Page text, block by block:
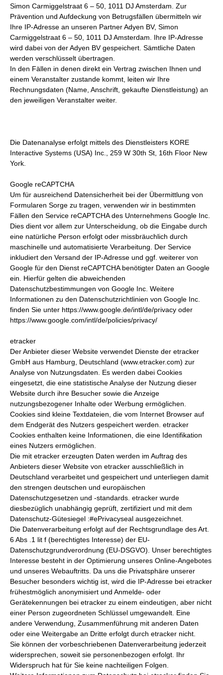
Simon Carmiggelstraat 6 – 50, 1011 DJ Amsterdam. Zur
Prävention und Aufdeckung von Betrugsfällen übermitteln wir
Ihre IP-Adresse an unseren Partner Adyen BV, Simon
Carmiggelstraat 6 – 50, 1011 DJ Amsterdam. Ihre IP-Adresse
wird dabei von der Adyen BV gespeichert. Sämtliche Daten
werden verschlüsselt übertragen.
In den Fällen in denen direkt ein Vertrag zwischen Ihnen und
einem Veranstalter zustande kommt, leiten wir Ihre
Rechnungsdaten (Name, Anschrift, gekaufte Dienstleistung) an
den jeweiligen Veranstalter weiter.
Die Datenanalyse erfolgt mittels des Dienstleisters KORE
Interactive Systems (USA) Inc., 259 W 30th St, 16th Floor New
York.
Google reCAPTCHA
Um für ausreichend Datensicherheit bei der Übermittlung von
Formularen Sorge zu tragen, verwenden wir in bestimmten
Fällen den Service reCAPTCHA des Unternehmens Google Inc.
Dies dient vor allem zur Unterscheidung, ob die Eingabe durch
eine natürliche Person erfolgt oder missbräuchlich durch
maschinelle und automatisierte Verarbeitung. Der Service
inkludiert den Versand der IP-Adresse und ggf. weiterer von
Google für den Dienst reCAPTCHA benötigter Daten an Google
ein. Hierfür gelten die abweichenden
Datenschutzbestimmungen von Google Inc. Weitere
Informationen zu den Datenschutzrichtlinien von Google Inc.
finden Sie unter https://www.google.de/intl/de/privacy oder
https://www.google.com/intl/de/policies/privacy/
etracker
Der Anbieter dieser Website verwendet Dienste der etracker
GmbH aus Hamburg, Deutschland (www.etracker.com) zur
Analyse von Nutzungsdaten. Es werden dabei Cookies
eingesetzt, die eine statistische Analyse der Nutzung dieser
Website durch ihre Besucher sowie die Anzeige
nutzungsbezogener Inhalte oder Werbung ermöglichen.
Cookies sind kleine Textdateien, die vom Internet Browser auf
dem Endgerät des Nutzers gespeichert werden. etracker
Cookies enthalten keine Informationen, die eine Identifikation
eines Nutzers ermöglichen.
Die mit etracker erzeugten Daten werden im Auftrag des
Anbieters dieser Website von etracker ausschließlich in
Deutschland verarbeitet und gespeichert und unterliegen damit
den strengen deutschen und europäischen
Datenschutzgesetzen und -standards. etracker wurde
diesbezüglich unabhängig geprüft, zertifiziert und mit dem
Datenschutz-Gütesiegel :#ePrivacyseal ausgezeichnet.
Die Datenverarbeitung erfolgt auf der Rechtsgrundlage des Art.
6 Abs .1 lit f (berechtigtes Interesse) der EU-
Datenschutzgrundverordnung (EU-DSGVO). Unser berechtigtes
Interesse besteht in der Optimierung unseres Online-Angebotes
und unseres Webauftritts. Da uns die Privatsphäre unserer
Besucher besonders wichtig ist, wird die IP-Adresse bei etracker
frühestmöglich anonymisiert und Anmelde- oder
Gerätekennungen bei etracker zu einem eindeutigen, aber nicht
einer Person zugeordneten Schlüssel umgewandelt. Eine
andere Verwendung, Zusammenführung mit anderen Daten
oder eine Weitergabe an Dritte erfolgt durch etracker nicht.
Sie können der vorbeschriebenen Datenverarbeitung jederzeit
widersprechen, soweit sie personenbezogen erfolgt. Ihr
Widerspruch hat für Sie keine nachteiligen Folgen.